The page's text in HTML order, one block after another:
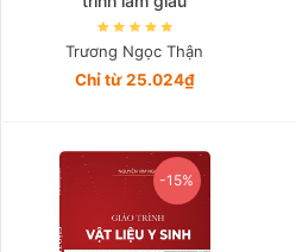
Trương Ngọc Thận
Chỉ từ 25.024₫
-15%